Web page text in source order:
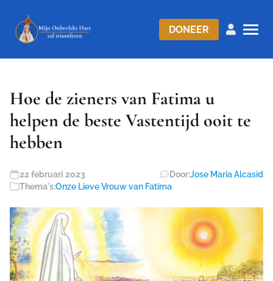
DONEER
Hoe de zieners van Fatima u
helpen de beste Vastentijd ooit te
hebben
22 februari 2023 Door:Jose Maria Alcasid
Thema's:Onze Lieve Vrouw van Fatima